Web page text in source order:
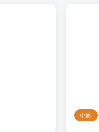
电影